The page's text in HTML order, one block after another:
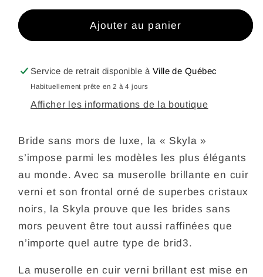
quantité
Bride
mors
Skylar
quantité
de
Bride
mors
Skylar
Ajouter au panier
Service de retrait disponible à Ville de Québec
Habituellement prête en 2 à 4 jours
Afficher les informations de la boutique
Bride sans mors de luxe, la « Skyla »
s’impose parmi les modèles les plus élégants
au monde. Avec sa muserolle brillante en cuir
verni et son frontal orné de superbes cristaux
noirs, la Skyla prouve que les brides sans
mors peuvent être tout aussi raffinées que
n’importe quel autre type de brid3.
La muserolle en cuir verni brillant est mise en